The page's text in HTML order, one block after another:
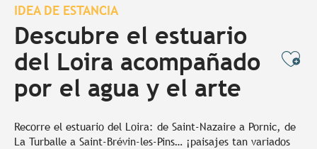
IDEA DE ESTANCIA
Descubre el estuario
del Loira acompañado
por el agua y el arte
Recorre el estuario del Loira: de Saint-Nazaire a Pornic, de
La Turballe a Saint-Brévin-les-Pins… ¡paisajes tan variados